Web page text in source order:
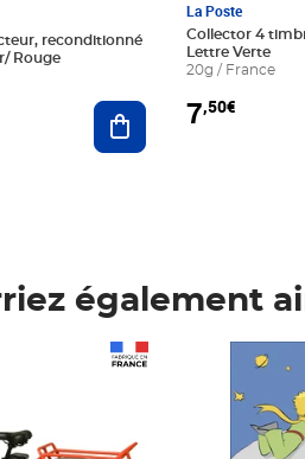
reconditionné
Rouge
Ajouter au panier
La Poste
Collector 4
Lettre Verte
20g / France
7,50€
également
Prix 7,50€